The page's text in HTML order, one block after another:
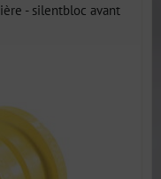
- silentbloc avant